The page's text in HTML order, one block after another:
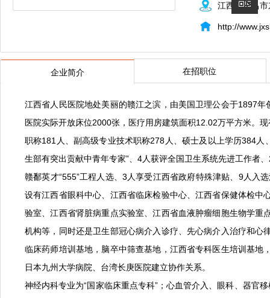
江西省南昌
http://
企业简介 在招职位
江西省人民医院地处美丽的赣江之滨，由美国卫理公会于1897
医院实际开放床位2000张，医疗用房建筑面积12.02万平方米。
职称181人、副高级专业技术职称278人、硕士及以上学历384
生部有突出贡献中青年专家”、4人获评全国卫生系统先进工作者
赣鄱英才“555”工程人选、3人享受江西省政府特殊津贴、9人入
设有江西省眼科中心、江西省临床检验中心、江西省保健体检
验室、江西省肾脏病重点实验室、江西省血液肿瘤细胞生物学
机构等，同时还是卫生部冠心病介入诊疗、先心病介入治疗和
临床药师培训基地，脑卒中筛查基地，江西省专科医生培训基
日本九州大学病院、台湾长庚医院建立协作关系。
神经内科专业为“国家临床重点专科”；心血管介入、眼科、器官